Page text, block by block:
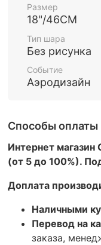
Размер
18"/46СМ
Тип шара
Без рисунка
Событие
Аэродизайн
Способы оплаты
Интернет
(от 5 до 100%).
Доплата
Наличными
Перевод на
заказа,